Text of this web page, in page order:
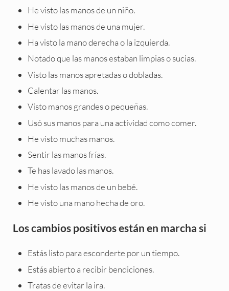
He visto las manos de un niño.
He visto las manos de una mujer.
Ha visto la mano derecha o la izquierda.
Notado que las manos estaban limpias o sucias.
Visto las manos apretadas o dobladas.
Calentar las manos.
Visto manos grandes o pequeñas.
Usó sus manos para una actividad como comer.
He visto muchas manos.
Sentir las manos frías.
Te has lavado las manos.
He visto las manos de un bebé.
He visto una mano hecha de oro.
Los cambios positivos están en marcha si
Estás listo para esconderte por un tiempo.
Estás abierto a recibir bendiciones.
Tratas de evitar la ira.